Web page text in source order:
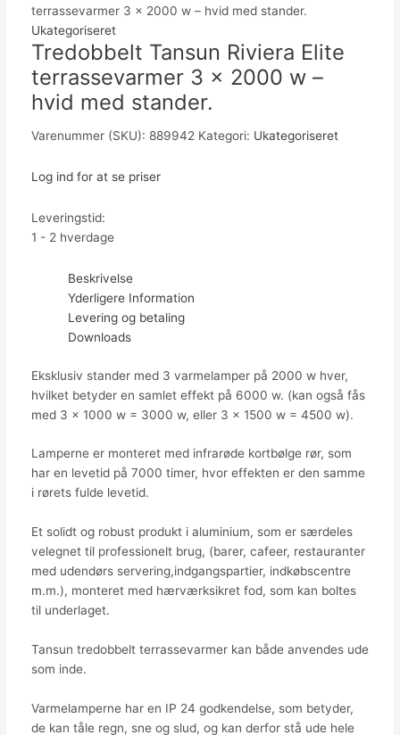
terrassevarmer 3 x 2000 w – hvid med stander.
Ukategoriseret
Tredobbelt Tansun Riviera Elite
terrassevarmer 3 x 2000 w –
hvid med stander.
Varenummer (SKU): 889942 Kategori: Ukategoriseret
Log ind for at se priser
Leveringstid:
1 - 2 hverdage
Beskrivelse
Yderligere Information
Levering og betaling
Downloads
Eksklusiv stander med 3 varmelamper på 2000 w hver,
hvilket betyder en samlet effekt på 6000 w. (kan også fås
med 3 x 1000 w = 3000 w, eller 3 x 1500 w = 4500 w).
Lamperne er monteret med infrarøde kortbølge rør, som
har en levetid på 7000 timer, hvor effekten er den samme
i rørets fulde levetid.
Et solidt og robust produkt i aluminium, som er særdeles
velegnet til professionelt brug, (barer, cafeer, restauranter
med udendørs servering,indgangspartier, indkøbscentre
m.m.), monteret med hærværksikret fod, som kan boltes
til underlaget.
Tansun tredobbelt terrassevarmer kan både anvendes ude
som inde.
Varmelamperne har en IP 24 godkendelse, som betyder,
de kan tåle regn, sne og slud, og kan derfor stå ude hele